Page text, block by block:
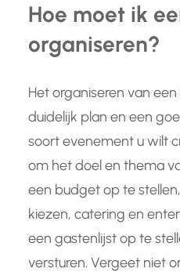
Hoe moet ik
organiseren?
Het organiseren van
duidelijk plan en een
soort evenement u wilt
om het doel en thema
een budget op te
kiezen, catering en
een gastenlijst op te
versturen. Vergeet niet